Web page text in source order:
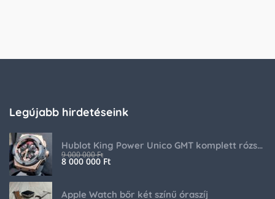
Legújabb hirdetéseink
Hublot King Power Unico GMT komplett rózsaarany
9 000 000Ft
8 000 000Ft
Apple Watch bőr két színű óraszíj